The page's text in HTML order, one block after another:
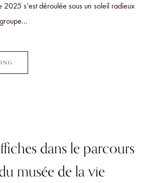
s’est déroulée sous un soleil radieux
dans le parcours
musée de la vie